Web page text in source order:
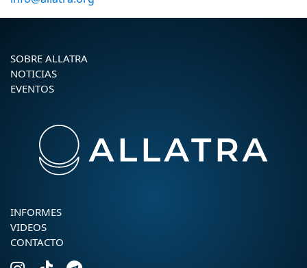
SOBRE ALLATRA
NOTICIAS
EVENTOS
INFORMES
VIDEOS
CONTACTO